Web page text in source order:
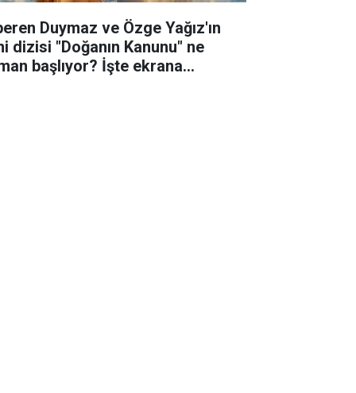
Duymaz ve Özge Yağız'ın
dizisi "Doğanın Kanunu" ne
başlıyor? İşte ekrana